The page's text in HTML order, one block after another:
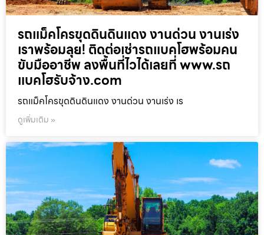
รถแม็คโครขุดดินดินแดง งานด่วน งานเร่ง
เราพร้อมลุย! ติดต่อเช่ารถแบคโฮพร้อมคน
ขับมืออาชีพ ลงพื้นที่ไวได้เลยที่ www.รถ
แบคโฮรับจ้าง.com
รถแม็คโครขุดดินดินแดง งานด่วน งานเร่ง เร
ดูเพิ่มเติม »